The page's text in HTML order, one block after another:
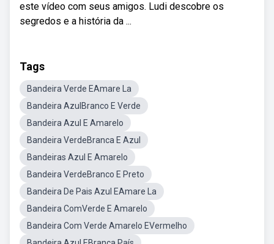
este vídeo com seus amigos. Ludi descobre os
segredos e a história da ...
Tags
Bandeira Verde EAmare La
Bandeira AzulBranco E Verde
Bandeira Azul E Amarelo
Bandeira VerdeBranca E Azul
Bandeiras Azul E Amarelo
Bandeira VerdeBranco E Preto
Bandeira De Pais Azul EAmare La
Bandeira ComVerde E Amarelo
Bandeira Com Verde Amarelo EVermelho